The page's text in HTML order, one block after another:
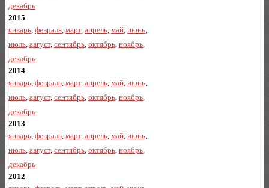
декабрь
2015
январь, февраль, март, апрель, май, июнь,
июль, август, сентябрь, октябрь, ноябрь,
декабрь
2014
январь, февраль, март, апрель, май, июнь,
июль, август, сентябрь, октябрь, ноябрь,
декабрь
2013
январь, февраль, март, апрель, май, июнь,
июль, август, сентябрь, октябрь, ноябрь,
декабрь
2012